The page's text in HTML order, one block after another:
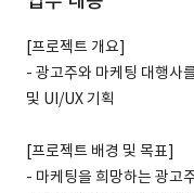
[프로젝트 개요]
- 광고주와 마케팅 대행사
및 UI/UX 기획
[프로젝트 배경 및 목표]
- 마케팅을 희망하는 광고